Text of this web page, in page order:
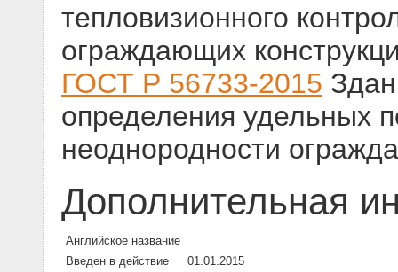
тепловизионного
ограждающих
ГОСТ Р 56733-2015
определения удельных
неоднородности
Дополнительная
Английское название
Введен в действие
01.01.2015